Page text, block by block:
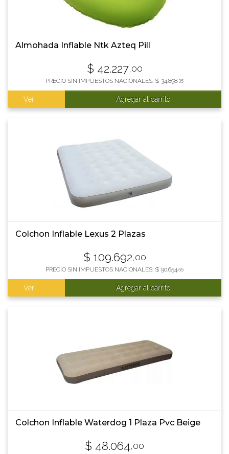
Almohada Inflable Ntk Azteq Pill
$ 42.227,00
PRECIO SIN IMPUESTOS NACIONALES: $ 34.898 ,35
Ver Agregar al carrito
Colchon Inflable Lexus 2 Plazas
$ 109.692,00
PRECIO SIN IMPUESTOS NACIONALES: $ 90.654,55
Ver Agregar al carrito
Colchon Inflable Waterdog 1 Plaza Pvc Beige
$ 48.064,00